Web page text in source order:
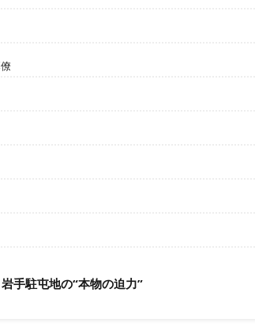
手駐屯地の“本物の迫力”